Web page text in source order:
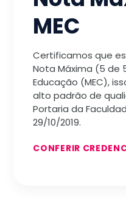
MEC
Certificamos que
Nota Máxima (5 de
Educação (MEC),
alto padrão de
Portaria da
29/10/2019.
CONFERIR